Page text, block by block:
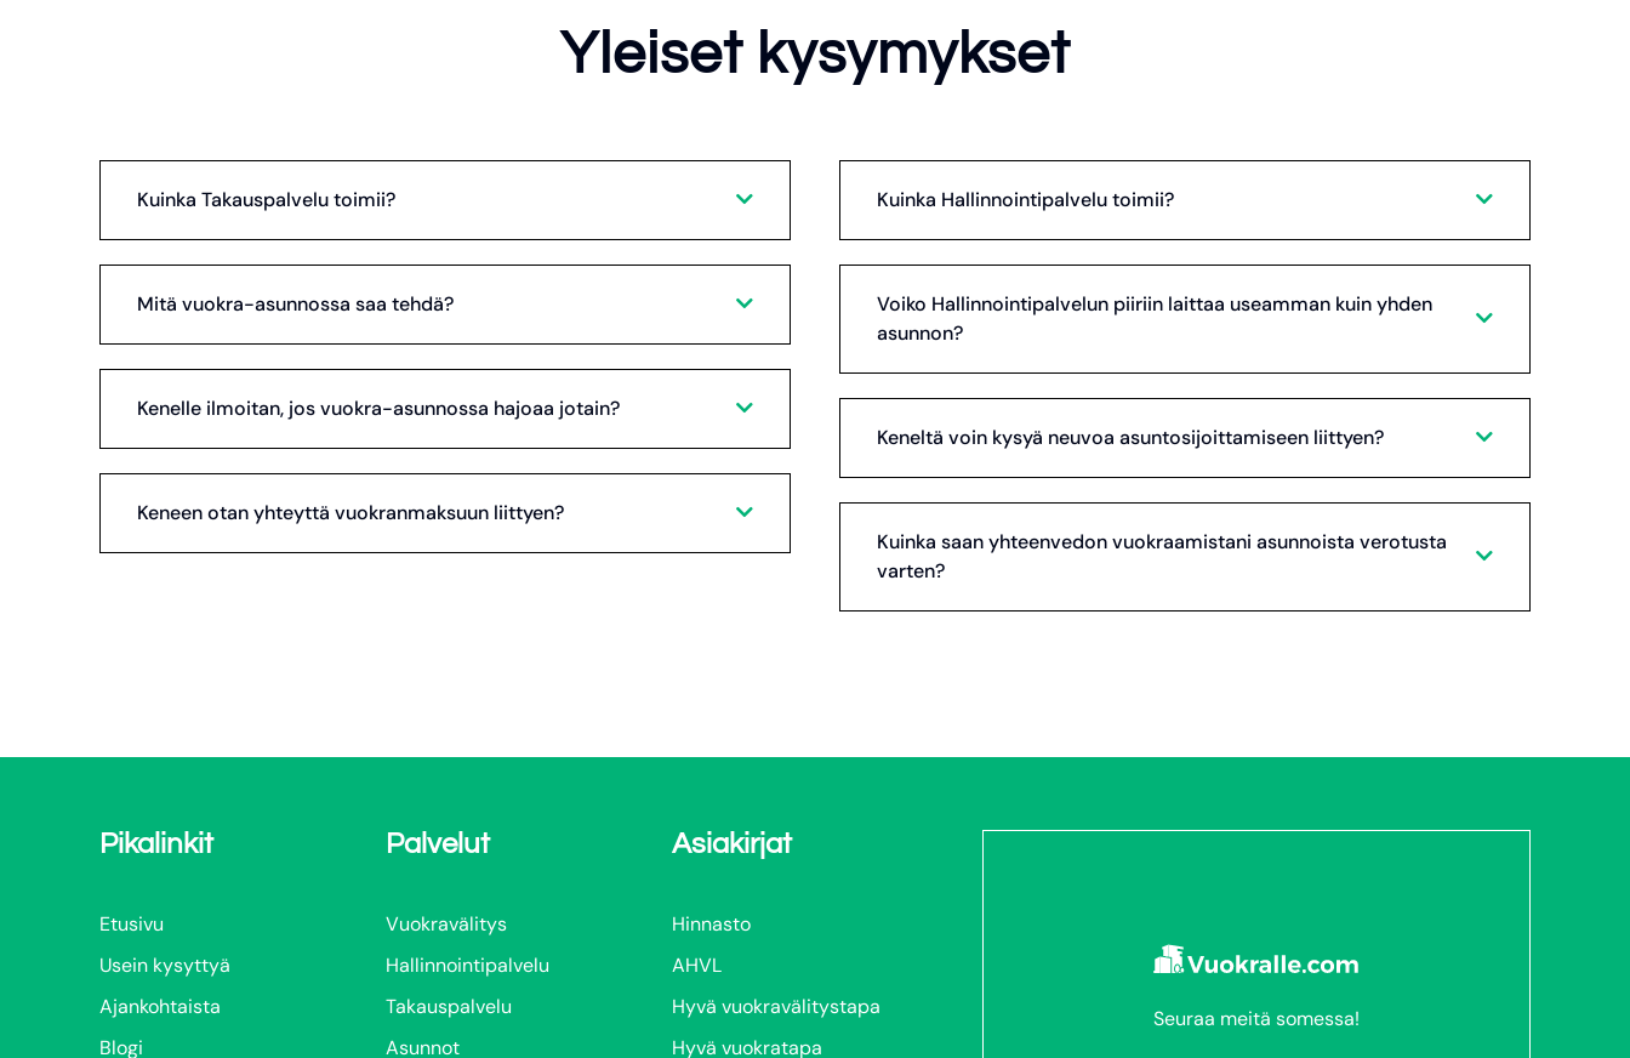
Yleiset kysymykset
Kuinka Takauspalvelu toimii?
Mitä vuokra-asunnossa saa tehdä?
Kenelle ilmoitan, jos vuokra-asunnossa hajoaa jotain?
Keneen otan yhteyttä vuokranmaksuun liittyen?
Kuinka Hallinnointipalvelu toimii?
Voiko Hallinnointipalvelun piiriin laittaa useamman kuin yhden
asunnon?
Keneltä voin kysyä neuvoa asuntosijoittamiseen liittyen?
Kuinka saan yhteenvedon vuokraamistani asunnoista verotusta
varten?
Pikalinkit
Etusivu
Usein kysyttyä
Ajankohtaista
Blogi
Palvelut
Vuokravälitys
Hallinnointipalvelu
Takauspalvelu
Asunnot
Asiakirjat
Hinnasto
AHVL
Hyvä vuokravälitystapa
Hyvä vuokratapa
Seuraa meitä somessa!